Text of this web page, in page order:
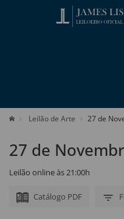
Leilão de Arte 27 de
27 de
Leilão online às 21:00h
Catálogo PDF